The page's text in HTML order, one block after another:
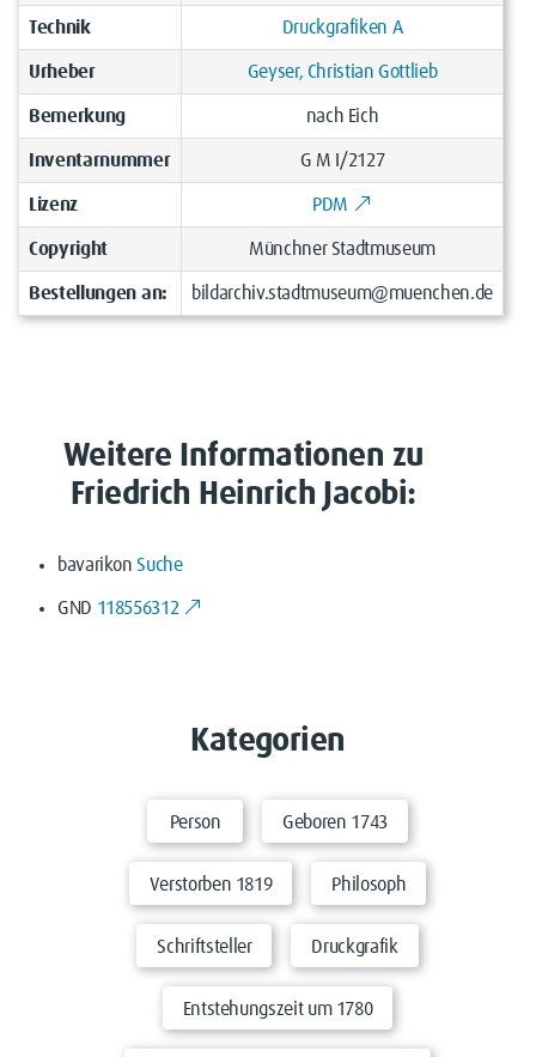
Technik Druckgrafiken A
Urheber Geyser, Christian Gottlieb
Bemerkung nach Eich
Inventarnummer G M I/2127
Lizenz PDM
Copyright Münchner Stadtmuseum
Bestellungen an: bildarchiv.stadtmuseum@muenchen.de
Weitere Informationen zu
Friedrich Heinrich Jacobi:
bavarikonSuche
GND 118556312
Kategorien
Person Geboren 1743
Verstorben 1819 Philosoph
Schriftsteller Druckgrafik
Entstehungszeit um 1780